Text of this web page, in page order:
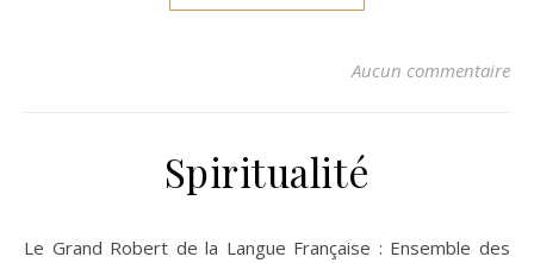
Aucun commentaire
Spiritualité
Le Grand Robert de la Langue Française : Ensemble des